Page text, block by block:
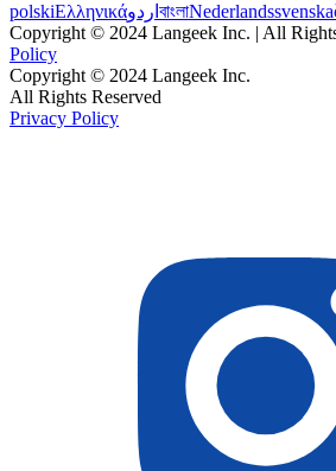
polskiΕλληνικάاردو বাংলাNederlandssvenska
Copyright © 2024 Langeek Inc. | All
Policy
Copyright © 2024 Langeek Inc.
All Rights Reserved
Privacy Policy